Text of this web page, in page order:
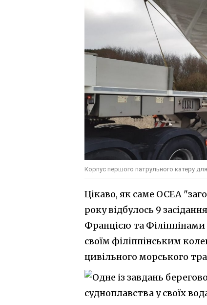
Корпус першого патрульного катеру
Цікаво, як саме ОСЕА
року відбулось 9
Францією та Філіппінами
своїм філіппінським
цивільного морського